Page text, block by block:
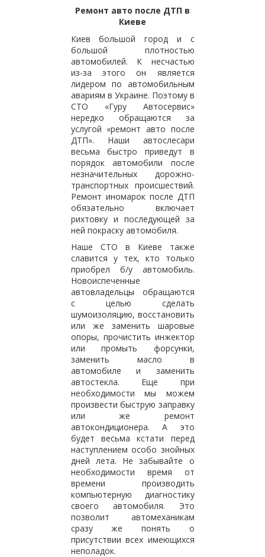
Ремонт авто после ДТП в
Киеве
Киев большой город и с
большой плотностью
автомобилей. К несчастью
из-за этого он является
лидером по автомобильным
авариям в Украине. Поэтому в
СТО «Гуру Автосервис»
нередко обращаются за
услугой «ремонт авто после
ДТП». Наши автослесари
весьма быстро приведут в
порядок автомобили после
незначительных дорожно-
транспортных происшествий.
Ремонт иномарок после ДТП
обязательно включает
рихтовку и последующей за
ней покраску автомобиля.
Наше СТО в Киеве также
славится у тех, кто только
приобрел б/у автомобиль.
Новоиспеченные
автовладельцы обращаются
с целью сделать
шумоизоляцию, восстановить
или же заменить шаровые
опоры, прочистить инжектор
или промыть форсунки,
заменить масло в
автомобиле и заменить
автостекла. Еще при
необходимости мы можем
произвести быструю заправку
или же ремонт
автокондиционера. А это
будет весьма кстати перед
наступлением особо знойных
дней лета. Не забывайте о
необходимости время от
времени производить
компьютерную диагностику
своего автомобиля. Это
позволит автомеханикам
сразу же понять о
присутствии всех имеющихся
неполадок.